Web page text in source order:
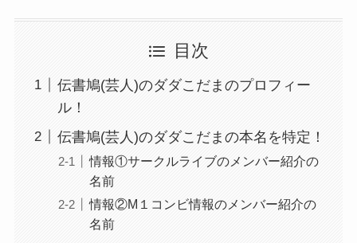
目次
伝書鳩(芸人)のダダこだまのプロフィー
ル！
伝書鳩(芸人)のダダこだまの本名を特定！
情報①サークルライブのメンバー紹介の
名前
情報②M１コンビ情報のメンバー紹介の
名前